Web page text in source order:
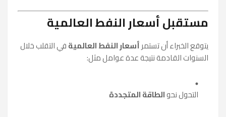
مستقبل أسعار النفط العالمية
يتوقع الخبراء أن تستمرأسعار النفط العالميةفي التقلب خلال
السنوات القادمة نتيجة عدة عوامل مثل:
التحول نحوالطاقة المتجددة